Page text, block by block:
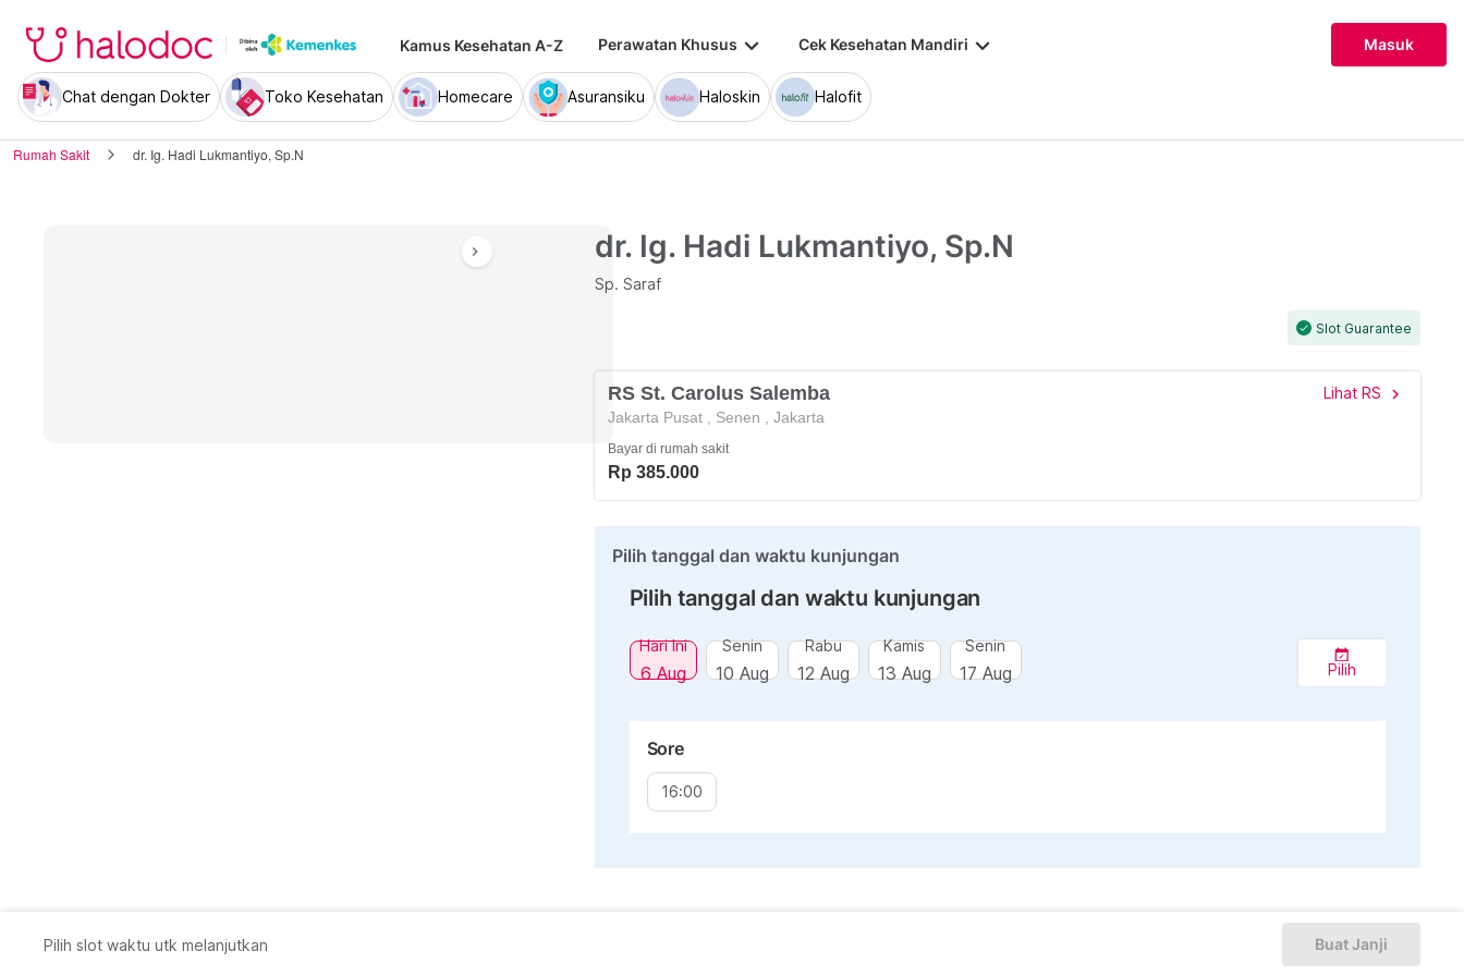
Kamus Kesehatan A-Z Perawatan Khusus keyboard_arrow_down Cek Kesehatan Mandiri keyboard_arrow_down Masuk
Chat dengan Dokter Toko Kesehatan Homecare Asuransiku Haloskin Halofit
Rumah Sakit dr. Ig. Hadi Lukmantiyo, Sp.N
chevron_right dr. Ig. Hadi Lukmantiyo, Sp.N
Sp. Saraf
check Slot Guarantee
RS St. Carolus Salemba Lihat RS chevron_right
Jakarta Pusat Senen Jakarta
Bayar di rumah sakit
Rp 385.000
Pilih tanggal dan waktu kunjungan
Pilih tanggal dan waktu kunjungan
Hari Ini
6 Aug
Senin
10 Aug
Rabu
12 Aug
Kamis
13 Aug
Senin
17 Aug Pilih
Sore
16:00
Pilih slot waktu utk melanjutkan Buat Janji